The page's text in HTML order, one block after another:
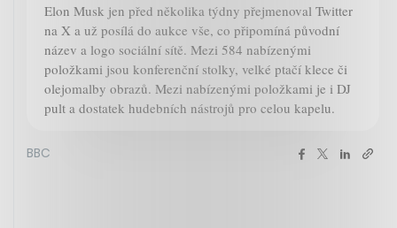
Elon Musk jen před několika týdny přejmenoval Twitter
na X a už posílá do aukce vše, co připomíná původní
název a logo sociální sítě. Mezi 584 nabízenými
položkami jsou konferenční stolky, velké ptačí klece či
olejomalby obrazů. Mezi nabízenými položkami je i DJ
pult a dostatek hudebních nástrojů pro celou kapelu.
BBC